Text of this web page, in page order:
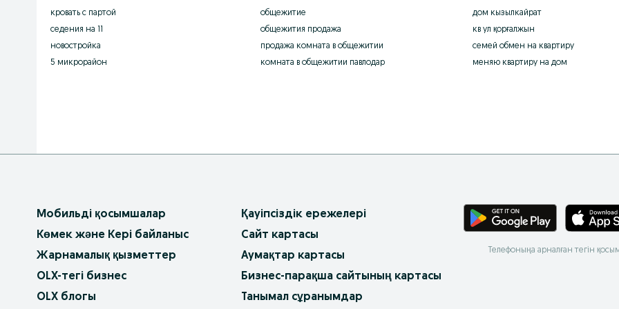
кровать с партой
седения на 11
новостройка
5 микрорайон
общежитие
общежития продажа
продажа комната в общежитии
комната в общежитии павлодар
дом кызылкайрат
кв ул қорғалжын
семей обмен на квартиру
меняю квартиру на дом
Мобильді қосымшалар
Көмек және Кері байланыс
Жарнамалық қызметтер
OLX-тегі бизнес
OLX блогы
Қауіпсіздік ережелері
Сайт картасы
Аумақтар картасы
Бизнес-парақша сайтының картасы
Танымал сұранымдар
Телефоныңа арналған тегін